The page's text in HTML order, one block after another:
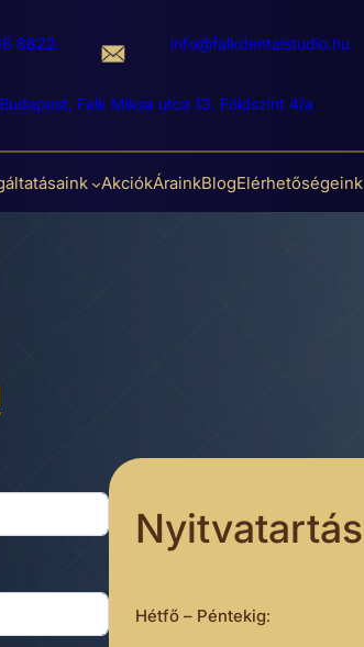
8822 info@falkdentalstudio.hu
Falk Miksa utca 13. Földszint 4/a
AkciókÁrainkBlogElérhetőségeink
Nyitvatartás
Hétfő – Péntekig: